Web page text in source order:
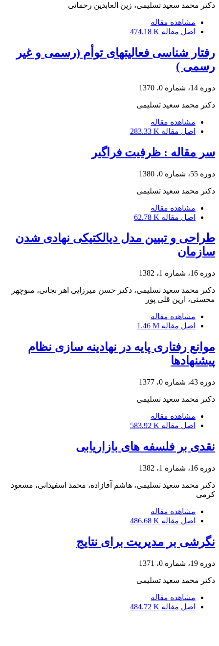
دکتر محمد سعید تسلیمی، زین العابدین رحمانی
مشاهده مقاله
اصل مقاله 474.18 K
رفتار شناسی فعالیتهای توأم (رسمی و غیر
رسمی )
دوره 14، شماره 0، 1370
دکتر محمد سعید تسلیمی
مشاهده مقاله
اصل مقاله 283.33 K
سر مقاله : ظرفیت فراگیر
دوره 55، شماره 0، 1380
دکتر محمد سعید تسلیمی
مشاهده مقاله
اصل مقاله 62.78 K
طراحی و تبیین مدل دیالکتیکی نهادی شدن
سازمان
دوره 16، شماره 1، 1382
دکتر محمد سعید تسلیمی، دکتر حسن میرزایی اهر نجانی، منوچهر
محسنی، ارین قلی پور
مشاهده مقاله
اصل مقاله 1.46 M
موانع رفتاری پایه در نهادینه سازی نظام
پیشنهادها
دوره 43، شماره 0، 1377
دکتر محمد سعید تسلیمی
مشاهده مقاله
اصل مقاله 583.92 K
نقدی بر فلسفه های بازاریابی
دوره 16، شماره 1، 1382
دکتر محمد سعید تسلیمی، هاشم آقازاده، محمد اسفیدانی، مسعود
کرمی
مشاهده مقاله
اصل مقاله 486.68 K
نگرشی بر مدیریت برای نتایج
دوره 19، شماره 0، 1371
دکتر محمد سعید تسلیمی
مشاهده مقاله
اصل مقاله 484.72 K